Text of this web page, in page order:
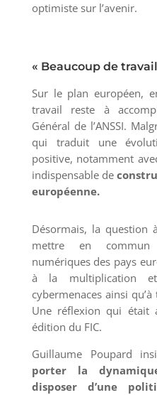
optimiste sur l’avenir.
« Beaucoup de
Sur le plan européen,
travail reste à
Général de l’ANSSI.
qui traduit une
positive, notamment
indispensable de
européenne.
Désormais, la question
mettre en
numériques des pays
à la multiplication
cybermenaces ainsi
Une réflexion qui
édition du FIC.
Guillaume Poupard
porter la
disposer d’une